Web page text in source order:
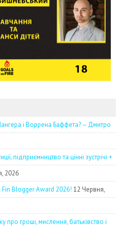
і Воррена Баффета? – Дмитро
підприємництво та цінні зустрічі +
2026
Fin Blogger Award 2026! 12 Червня,
про гроші, мислення, батьківство і